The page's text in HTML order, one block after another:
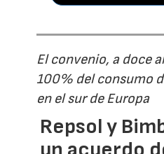
El convenio, a doce
100% del consumo
en el sur de Europa
Repsol y